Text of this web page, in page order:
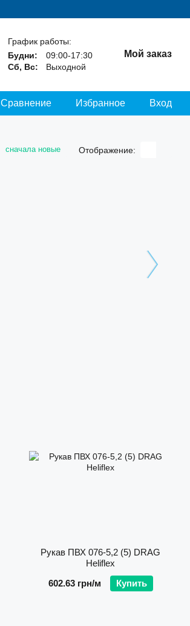
График работы:
Будни:
09:00-17:30
Сб, Вс:
Выходной
Мой заказ
Сравнение Избранное Вход
сначала новые Отображение:
Рукав ПВХ 076-5,2 (5) DRAG
Heliflex
602.63 грн/м
Купить